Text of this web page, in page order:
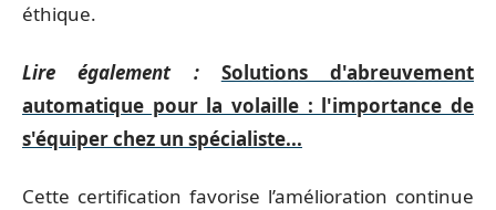
éthique.
Lire également :
Solutions d'abreuvement
automatique pour la volaille : l'importance de
s'équiper chez un spécialiste...
Cette certification favorise l’amélioration continue